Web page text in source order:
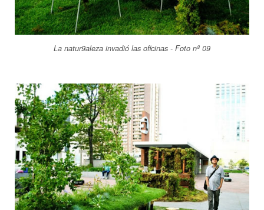
La natur9aleza invadió las oficinas - Foto nº 09